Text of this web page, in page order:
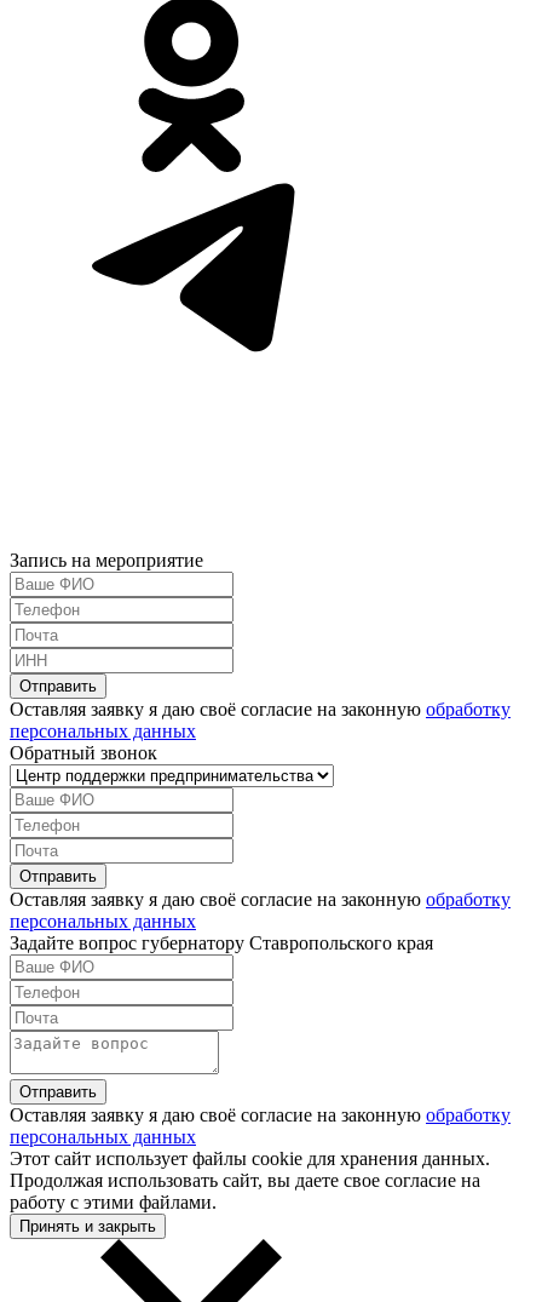
Запись на мероприятие
Оставляя заявку я даю своё согласие на законную обработку
персональных данных
Обратный звонок
Оставляя заявку я даю своё согласие на законную обработку
персональных данных
Задайте вопрос губернатору Ставропольского края
Оставляя заявку я даю своё согласие на законную обработку
персональных данных
Этот сайт использует файлы cookie для хранения данных.
Продолжая использовать сайт, вы даете свое согласие на
работу с этими файлами.
Принять и закрыть